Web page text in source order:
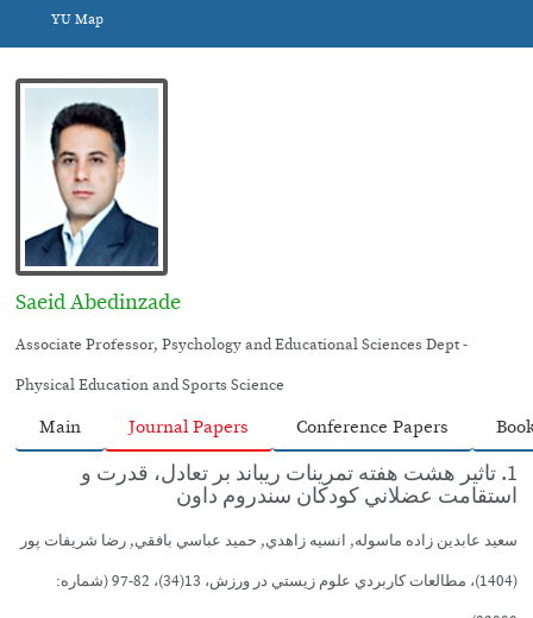
YU Map
Saeid Abedinzade
Associate Professor, Psychology and Educational Sciences Dept -
Physical Education and Sports Science
Main Journal Papers Conference Papers
1. تاثير هشت هفته تمرينات ريباند بر تعادل، قدرت و
استقامت عضلاني كودكان سندروم داون
سعيد عابدين زاده ماسوله, انسيه زاهدي, حميد عباسي بافقي, رضا شريفات پور
(1404)، مطالعات كاربردي علوم زيستي در ورزش، 13(34)، 82-97 (شماره: